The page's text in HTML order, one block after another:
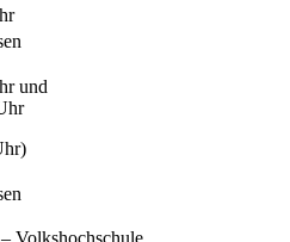
und
Volkshochschule